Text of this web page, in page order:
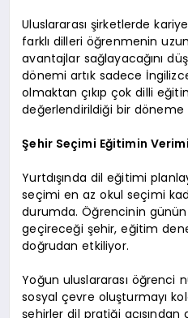
Uluslararası şirketlerde
farklı dilleri öğrenmenin
avantajlar sağlayacağını
dönemi artık sadece
olmaktan çıkıp çok dilli
değerlendirildiği bir döneme
Şehir Seçimi Eğitimin
Yurtdışında dil eğitimi
seçimi en az okul seçimi
durumda. Öğrencinin
geçireceği şehir, eğitim
doğrudan etkiliyor.
Yoğun uluslararası öğrenci
sosyal çevre oluşturmayı
şehirler dil pratiği